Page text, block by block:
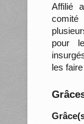
Affilié
pour
les